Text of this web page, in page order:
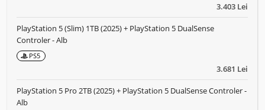
3.403 Lei
3.681 Lei
PlayStation 5 (Slim) 1TB (2025) + PlayStation 5 DualSense
Controler - Alb
PS5
PlayStation 5 Pro 2TB (2025) + PlayStation 5 DualSense Controler -
Alb